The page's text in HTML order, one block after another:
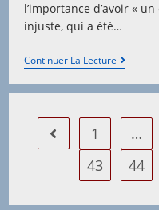
l’importance d’avoir «
injuste, qui a été…
Continuer La LectureLa
Injuste
Go to the previous
1 …
43
44